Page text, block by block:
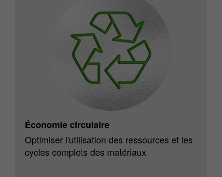
Économie circulaire
Optimiser l'utilisation des ressources et les
cycles complets des matériaux